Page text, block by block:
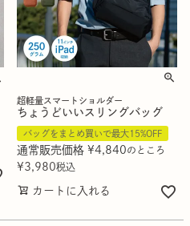
超軽量スマートショルダー
ちょうどいいスリングバッグ
バッグをまとめ買いで最大15%OFF
通常販売価格 ¥4,840のところ
¥3,980税込
カートに入れる